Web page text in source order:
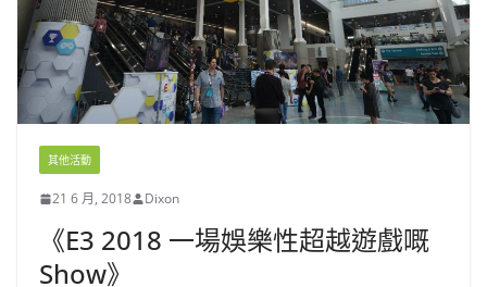
其他活動
21 6 月, 2018 Dixon
《E3 2018 一場娛樂性超越遊戲嘅
Show》